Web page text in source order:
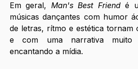
Em geral, Man's Best Friend é
músicas dançantes com humor
de letras, rítmo e estética tornam
e com uma narrativa muito
encantando a mídia.